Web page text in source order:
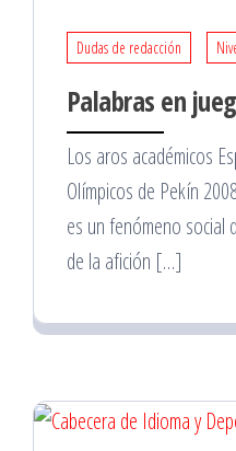
Dudas de redacción
Palabras en
Los aros académicos
Olímpicos de Pekín
es un fenómeno social
de la afición […]